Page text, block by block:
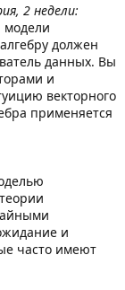
2 недели:
модели
должен
данных. Вы
и
векторного
применяется
и
часто имеют